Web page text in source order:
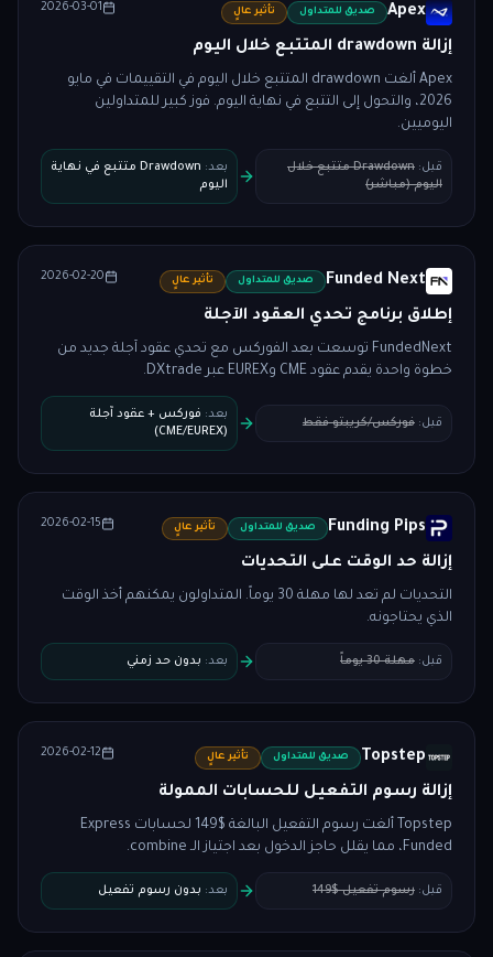
Apex صديق للمتداول تأثير عالٍ 2026-03-01
إزالة drawdown المتتبع خلال اليوم
Apex ألغت drawdown المتتبع خلال اليوم في التقييمات في مايو
2026، والتحول إلى التتبع في نهاية اليوم. فوز كبير للمتداولين
اليوميين.
قبل:
Drawdown متتبع خلال
اليوم (مباشر)
بعد:
Drawdown متتبع في نهاية
اليوم
Funded Next صديق للمتداول تأثير عالٍ 2026-02-20
إطلاق برنامج تحدي العقود الآجلة
FundedNext توسعت بعد الفوركس مع تحدي عقود آجلة جديد من
خطوة واحدة يقدم عقود CME وEUREX عبر DXtrade.
قبل: فوركس/كريبتو فقط
بعد: فوركس + عقود آجلة
(CME/EUREX)
Funding Pips صديق للمتداول تأثير عالٍ 2026-02-15
إزالة حد الوقت على التحديات
التحديات لم تعد لها مهلة 30 يوماً. المتداولون يمكنهم أخذ الوقت
الذي يحتاجونه.
قبل: مهلة 30 يوماً بعد: بدون حد زمني
Topstep صديق للمتداول تأثير عالٍ 2026-02-12
إزالة رسوم التفعيل للحسابات الممولة
Topstep ألغت رسوم التفعيل البالغة $149 لحسابات Express
Funded، مما يقلل حاجز الدخول بعد اجتياز الـ combine.
قبل: رسوم تفعيل $149 بعد: بدون رسوم تفعيل